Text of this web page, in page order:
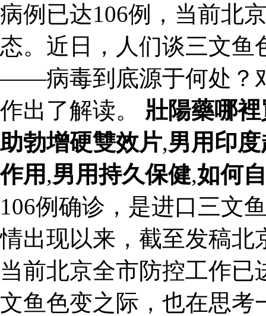
病例已达106例，当前北
态。近日，人们谈三文
——病毒到底源于何处？
作出了解读。 壯陽藥哪裡
助勃增硬雙效片,男用印
作用 ,男用持久保健,如何
106例确诊，是进口三文
情出现以来，截至发稿北
当前北京全市防控工作
文鱼色变之际，也在思